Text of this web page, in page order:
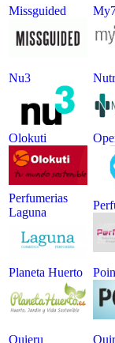
Missguided
Nu3
Olokuti
Perfumerias
Laguna
Planeta Huerto
Quieru